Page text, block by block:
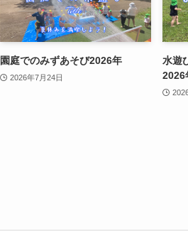
園庭でのみずあそび2026年
2026年7月24日
水遊
2026